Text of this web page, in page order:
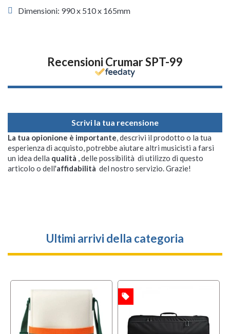
Dimensioni: 990 x 510 x 165mm
Recensioni Crumar SPT-99
Scrivi la tua recensione
La tua opionione è importante, descrivi il prodotto o la tua
esperienza di acquisto, potrebbe aiutare altri musicisti a farsi
un idea della qualità , delle possibilità di utilizzo di questo
articolo o dell'affidabilità del nostro servizio. Grazie!
Ultimi arrivi della categoria
OFFERTA local_offer